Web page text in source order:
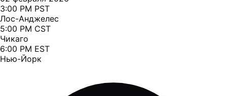
3:00 PM PST
Лос-Анджелес
5:00 PM CST
Чикаго
6:00 PM EST
Нью-Йорк